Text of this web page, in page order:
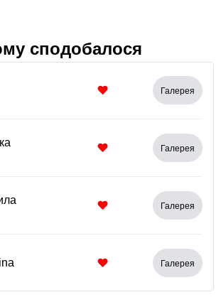
сподобалося
Галерея
Галерея
Галерея
Галерея